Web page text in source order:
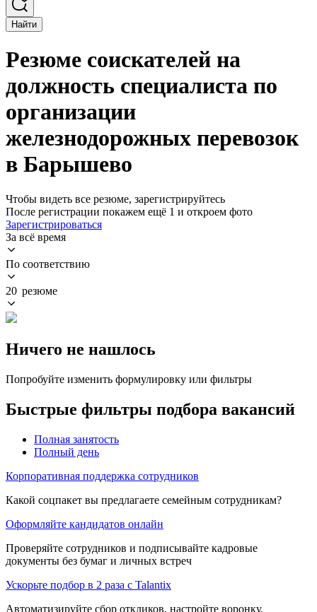
Найти
Резюме соискателей на
должность специалиста по
организации
железнодорожных перевозок
в Барышево
Чтобы видеть все резюме, зарегистрируйтесь
После регистрации покажем ещё 1 и откроем фото
Зарегистрироваться
За всё время
По соответствию
20 резюме
Ничего не нашлось
Попробуйте изменить формулировку или фильтры
Быстрые фильтры подбора вакансий
Полная занятость
Полный день
Корпоративная поддержка сотрудников
Какой соцпакет вы предлагаете семейным сотрудникам?
Оформляйте кандидатов онлайн
Проверяйте сотрудников и подписывайте кадровые
документы без бумаг и личных встреч
Ускорьте подбор в 2 раза с Talantix
Автоматизируйте сбор откликов, настройте воронку,